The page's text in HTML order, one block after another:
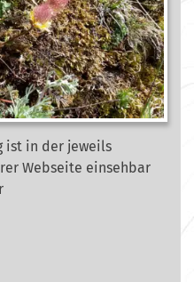
ist in der jeweils
Webseite einsehbar